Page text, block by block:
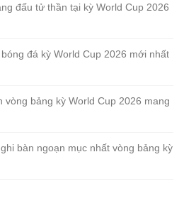
đấu tử thần tại kỳ World Cup 2026
đá kỳ World Cup 2026 mới nhất
vòng bảng kỳ World Cup 2026 mang
bàn ngoạn mục nhất vòng bảng kỳ